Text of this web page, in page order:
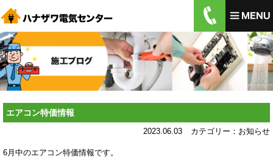
エアコン特価情報
2023.06.03 カテゴリー： お知らせ
6月中のエアコン特価情報です。